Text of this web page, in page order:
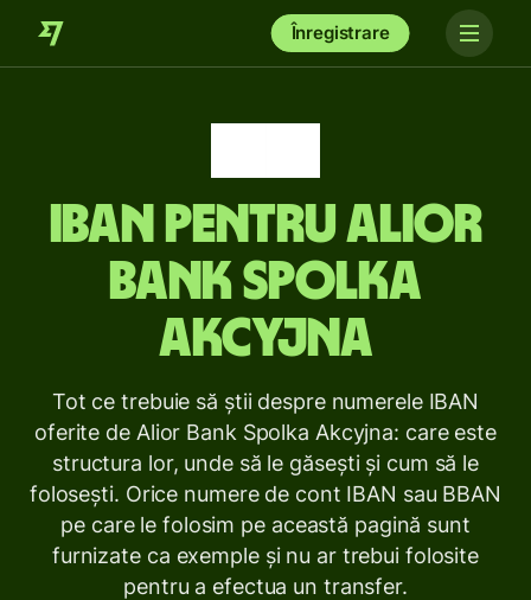
Înregistrare
IBAN pentruAlior
Bank Spolka
Akcyjna
Tot ce trebuie să știi despre numerele IBAN
oferite de Alior Bank Spolka Akcyjna: care este
structura lor, unde să le găsești și cum să le
folosești. Orice numere de cont IBAN sau BBAN
pe care le folosim pe această pagină sunt
furnizate ca exemple și nu ar trebui folosite
pentru a efectua un transfer.